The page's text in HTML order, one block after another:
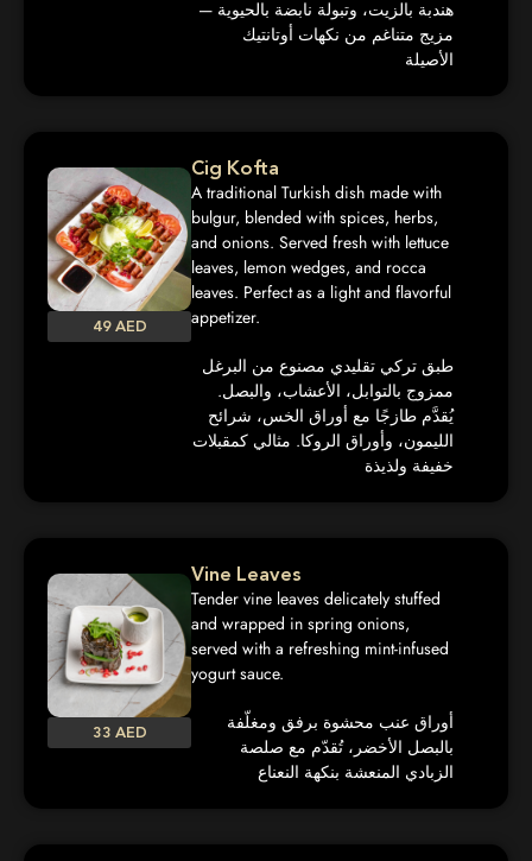
هندبة بالزيت، وتبولة نابضة بالحيوية —
مزيج متناغم من نكهات أوتانتيك
الأصيلة
49 AED
Cig Kofta
A traditional Turkish dish made with
bulgur, blended with spices, herbs,
and onions. Served fresh with lettuce
leaves, lemon wedges, and rocca
leaves. Perfect as a light and flavorful
appetizer.
طبق تركي تقليدي مصنوع من البرغل
ممزوج بالتوابل، الأعشاب، والبصل.
يُقدَّم طازجًا مع أوراق الخس، شرائح
الليمون، وأوراق الروكا. مثالي كمقبلات
خفيفة ولذيذة
33 AED
Vine Leaves
Tender vine leaves delicately stuffed
and wrapped in spring onions,
served with a refreshing mint-infused
yogurt sauce.
أوراق عنب محشوة برفق ومغلّفة
بالبصل الأخضر، تُقدّم مع صلصة
الزبادي المنعشة بنكهة النعناع